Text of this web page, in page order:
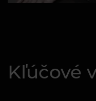
Kľúčové